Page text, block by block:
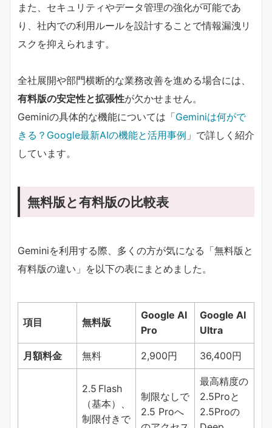
また、セキュリティやデータ管理の強化が可能であ
り、社内での利用ルールを設計することで情報漏洩リ
スクを抑えられます。
全社展開や部門横断的な業務改善を進める場合には、
有料版の安定性と拡張性が欠かせません。
Geminiの具体的な機能については「Geminiは何がで
きる？Google最新AIの機能と活用事例 」で詳しく紹介
しています。
無料版と有料版の比較表
Geminiを利用する際、多くの方が気になる「無料版と
有料版の違い」を以下の表にまとめました。
項目 無料版
Google AI
Pro
Google AI
Ultra
月額料金 無料 2,900円 36,400円
2.5 Flash
（基本）、
制限付きで
制限なしで
2.5 Proへ
最高精度の
2.5Proと
2.5Proの